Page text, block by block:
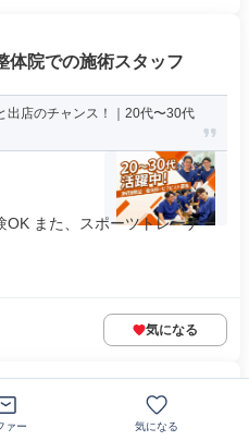
体院での施術スタッフ
出店のチャンス！｜20代〜30代
また、スポーツトレーナー
気になる
ァー 気になる